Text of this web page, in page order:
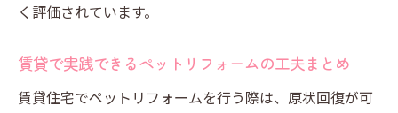
く評価されています。
賃貸で実践できるペットリフォームの工夫まとめ
賃貸住宅でペットリフォームを行う際は、原状回復が可